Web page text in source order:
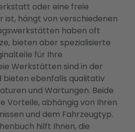
oder eine freie
hängt von verschiedenen
haben oft
bieten aber spezialisierte
für Ihre
Werkstätten sind in der
bieten ebenfalls qualitativ
und Wartungen. Beide
Vorteile, abhängig von Ihren
und dem Fahrzeugtyp.
hilft Ihnen, die